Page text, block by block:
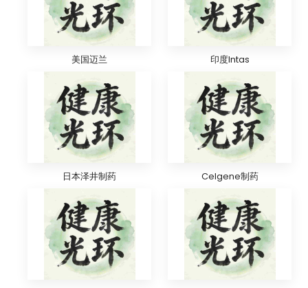
美国迈兰 印度Intas
日本泽井制药 Celgene制药